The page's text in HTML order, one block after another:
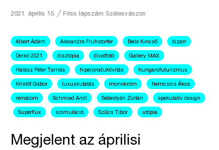
2021. április 15.╱ Friss lapszám Szélesvászon
Albert Ádám Alexandra Fruhstorfer Bede Kincső bizarr
Derkó 2021 disztópia divatfotó Gallery MAX
Halász Péter Tamás hiperproduktivitás hungarofuturizmus
Kristóf Gábor luxuskutatás monokróm Nemcsics Ákos
rémálom Schmied Andi Sebestyén Zoltán spekulatív design
Superflux szimuláció Szűcs Tibor utópia
Megjelent az áprilisi